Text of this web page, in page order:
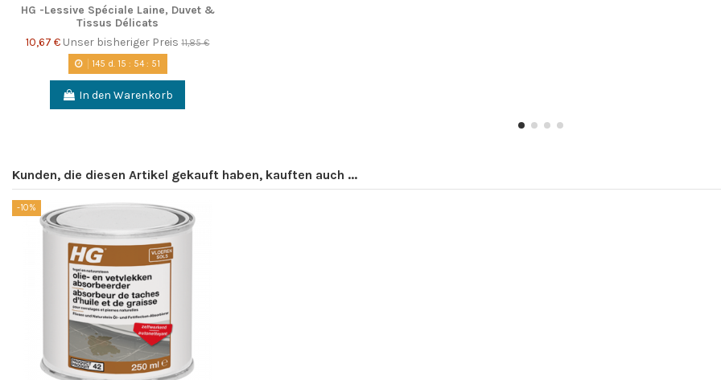
HG -Lessive Spéciale Laine, Duvet &
Tissus Délicats
10,67 € Unser bisheriger Preis11,85 €
145d. 15: 54: 50
In den Warenkorb
Kunden, die diesen Artikel gekauft haben, kauften auch ...
-10%